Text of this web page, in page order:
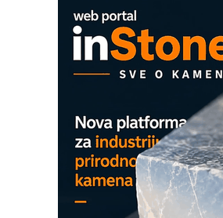
COMBYPACK
EVOKS Maintenance
ROSA i SCHUNK podižu
Detekcija različitih oblika